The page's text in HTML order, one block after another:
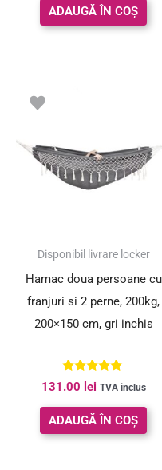
ADAUGĂ ÎN COȘ
Disponibil livrare locker
Hamac doua persoane cu
franjuri si 2 perne, 200kg,
200×150 cm, gri inchis
Evaluat la
5.00
din 5
131.00 lei TVA inclus
ADAUGĂ ÎN COȘ